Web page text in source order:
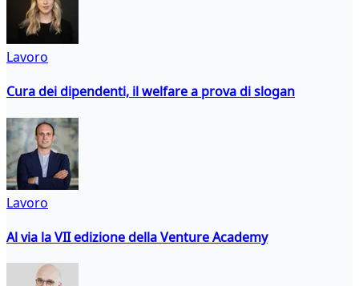
Lavoro
Cura dei dipendenti, il welfare a prova di slogan
Lavoro
Al via la VII edizione della Venture Academy